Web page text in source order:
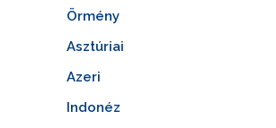
Örmény
Asztúriai
Azeri
Indonéz